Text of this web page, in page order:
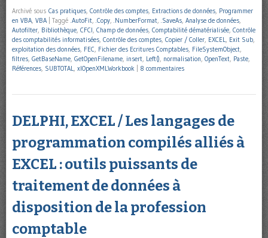
Archivé sous Cas pratiques, Contrôle des comptes, Extractions de données, Programmer
en VBA, VBA Taggé .AutoFit, .Copy, .NumberFormat, .SaveAs, Analyse de données,
Autofilter, Bibliothèque, CFCI, Champ de données, Comptabilité dématérialisée, Contrôle
des comptabilités informatisées, Contrôle des comptes, Copier / Coller, EXCEL, Exit Sub,
exploitation des données, FEC, Fichier des Ecritures Comptables, FileSystemObject,
filtres, GetBaseName, GetOpenFilename, insert, Left(), normalisation, OpenText, Paste,
Références, SUBTOTAL, xlOpenXMLWorkbook 8 commentaires
DELPHI, EXCEL / Les langages de
programmation compilés alliés à
EXCEL : outils puissants de
traitement de données à
disposition de la profession
comptable